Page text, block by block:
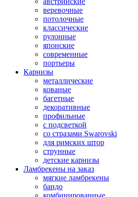
веревочные
потолочные
классические
рулонные
японские
современные
портьеры
Карнизы
металлические
кованые
багетные
декоративные
профильные
с подсветкой
со стразами Swarovski
для римских штор
струнные
детские карнизы
Ламбрекены на заказ
мягкие ламбрекены
бандо
комбинированные